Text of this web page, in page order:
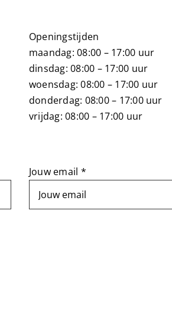
Openingstijden
maandag: 08:00 – 17:00 uur
dinsdag: 08:00 – 17:00 uur
woensdag: 08:00 – 17:00 uur
donderdag: 08:00 – 17:00 uur
vrijdag: 08:00 – 17:00 uur
Jouw email *